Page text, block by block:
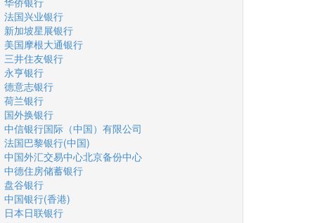
法国兴业银行
新加坡星展银行
美国摩根大通银行
三井住友银行
永亨银行
德意志银行
荷兰银行
国外换银行
中信银行国际（中国）有限公司
法国巴黎银行(中国)
中国外汇交易中心北京备份中心
中德住房储蓄银行
盘谷银行
中国银行(香港)
日本日联银行